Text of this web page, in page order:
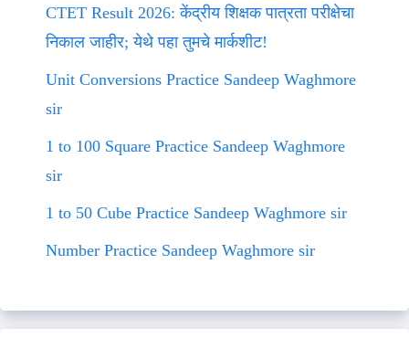
CTET Result 2026: केंद्रीय शिक्षक पात्रता परीक्षेचा
निकाल जाहीर; येथे पहा तुमचे मार्कशीट!
Unit Conversions Practice Sandeep Waghmore
sir
1 to 100 Square Practice Sandeep Waghmore
sir
1 to 50 Cube Practice Sandeep Waghmore sir
Number Practice Sandeep Waghmore sir